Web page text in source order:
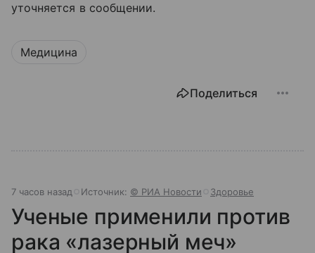
уточняется в сообщении.
Медицина
Поделиться
7 часов назад Источник: © РИА Новости Здоровье
Ученые применили против
рака «лазерный меч»